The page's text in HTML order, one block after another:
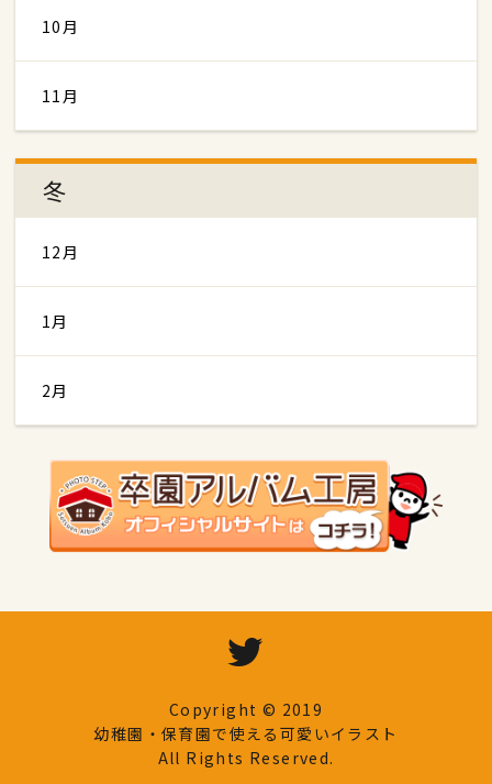
10月
11月
冬
12月
1月
2月
Copyright © 2019
幼稚園・保育園で使える可愛いイラスト
All Rights Reserved.